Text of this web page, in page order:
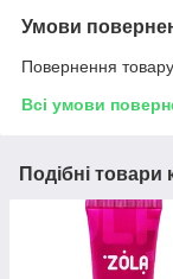
Умови
Повернення
Всі умови
Подібні товари